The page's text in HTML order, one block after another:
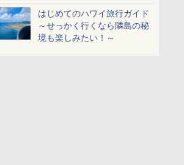
ホとマイナカードのみ
はじめてのハワイ旅行ガイド
～せっかく行くなら隣島の秘
境も楽しみたい！～